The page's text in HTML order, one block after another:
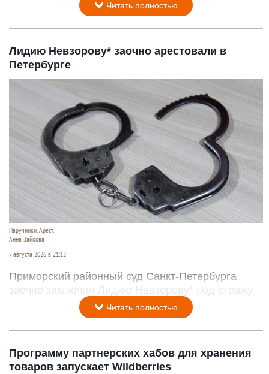
Читать полностью
Лидию Невзорову* заочно арестовали в
Петербурге
Наручники. Арест.
Анна Зайкова
7 августа 2026 в 21:12
Приморский районный суд Санкт-Петербурга
заочно заключил Лидию Невзорову* под стражу.
Читать полностью
Программу партнерских хабов для хранения
товаров запускает Wildberries